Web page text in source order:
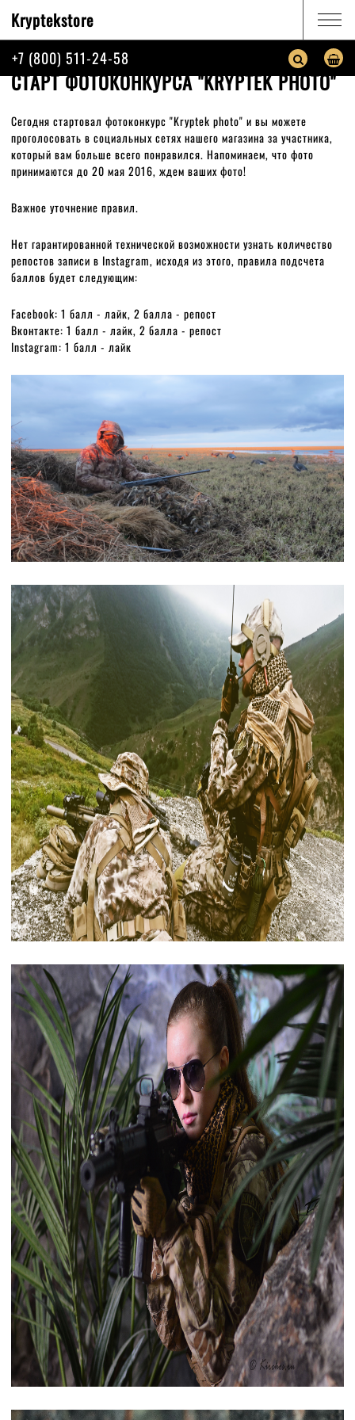
Kryptekstore
+7 (800) 511-24-58
КАТАЛОГ
КОРЗИНА
ПОИСК
ИНФОРМАЦИЯ
+7 (800) 511-24-58
ЗАКАЗАТЬ ЗВОНОК
ГЛАВНАЯ НОВОСТИ СТАРТ ФОТОКОНКУРСА "KRYPTEK PHOTO"
СТАРТ ФОТОКОНКУРСА "KRYPTEK PHOTO"
Сегодня стартовал фотоконкурс "Kryptek photo" и вы можете
проголосовать в социальных сетях нашего магазина за участника,
который вам больше всего понравился. Напоминаем, что фото
принимаются до 20 мая 2016, ждем ваших фото!
Важное уточнение правил.
Нет гарантированной технической возможности узнать количество
репостов записи в Instagram, исходя из этого, правила подсчета
баллов будет следующим:
Facebook: 1 балл - лайк, 2 балла - репост
Вконтакте: 1 балл - лайк, 2 балла - репост
Instagram: 1 балл - лайк